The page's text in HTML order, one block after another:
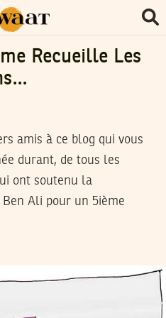
Recueille Les
amis à ce blog qui vous
durant, de tous les
ont soutenu la
Ali pour un 5ième